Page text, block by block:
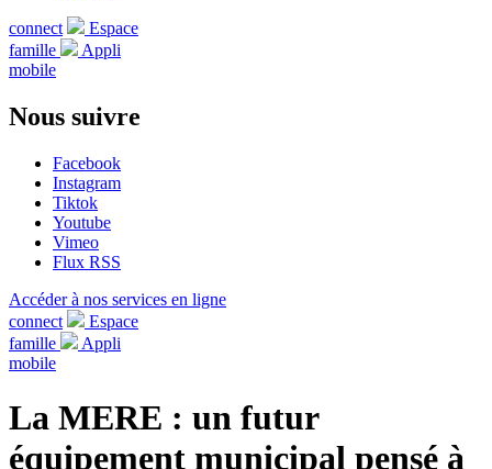
connect
Espace
famille
Appli
mobile
Nous suivre
Facebook
Instagram
Tiktok
Youtube
Vimeo
Flux RSS
Accéder à nos services en ligne
connect
Espace
famille
Appli
mobile
La MERE : un futur
équipement municipal pensé à